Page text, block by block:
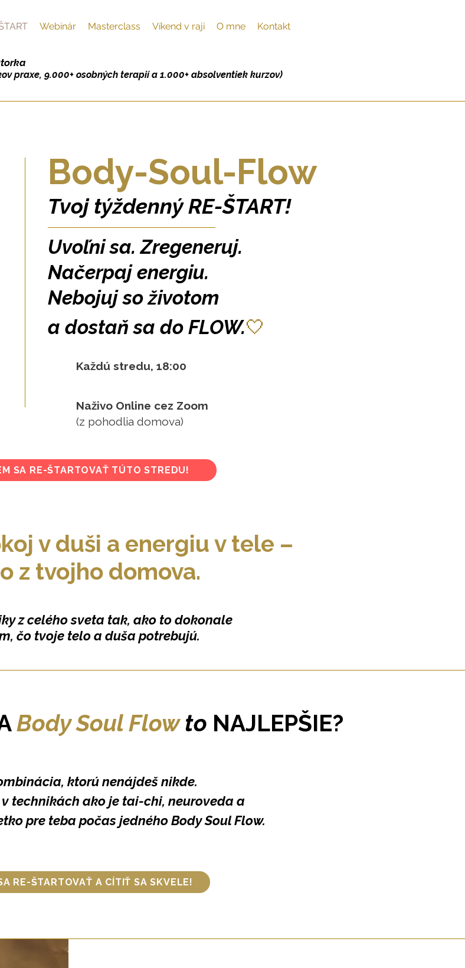
Webinár Masterclass Víkend v raji O mne Kontakt
praxe, 9.000+ osobných terapií a 1.000+ absolventiek kurzov)
Body-Soul-Flow
Uvoľni sa. Zregeneruj.
Načerpaj energiu.
Nebojuj so životom
a dostaň sa do FLOW.🤍
Každú stredu, 18:00
Naživo Online cez Zoom
(z pohodlia domova)
Tvoj týždenný RE-ŠTART!
SA RE-ŠTARTOVAŤ TÚTO STREDU!
v duši a energiu v tele –
z tvojho domova.
z celého sveta tak, ako to dokonale
čo tvoje telo a duša potrebujú.
Body Soul Flowto NAJLEPŠIE?
ktorú nenájdeš nikde.
technikách ako je tai-chi, neuroveda a
pre teba počas jednéhoBody Soul Flow.
RE-ŠTARTOVAŤ A CÍTIŤ SA SKVELE!